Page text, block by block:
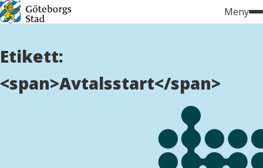
Hoppa
till
Meny
Etikett:
<span>Avtalsstart</span>